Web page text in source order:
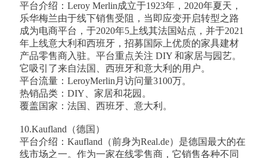
平台介绍：Leroy Merlin成立于1923年，2020年夏天，
乐华梅兰由于线下销售受阻，当即应变开启转型之路
成为电商平台，于2020年5上线其法国站点，并于2021
年上线意大利和西班牙，招募国际上优质的家具建材
产品零售商入驻。平台重点关注 DIY 和家居与园艺。
它吸引了来自法国、西班牙和意大利的用户。
平台流量：LeroyMerlin月访问量3100万。
热销品类：DIY、家居和花园。
覆盖国家：法国、西班牙、意大利。
10.Kaufland（德国）
平台介绍：Kaufland（前身为Real.de）是德国最大的在
线市场之一。作为一家在线零售商，它销售各种不同